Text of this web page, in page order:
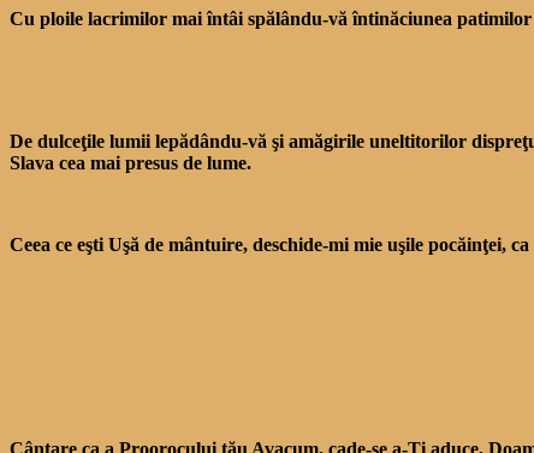
Cu ploile lacrimilor mai întâi spălându-vă întinăciunea
De dulceţile lumii lepădându-vă şi amăgirile uneltitorilor
Slava cea mai presus de lume.
Ceea ce eşti Uşă de mântuire, deschide-mi mie uşile pocăinţei,
Cântare ca a Proorocului tău Avacum, cade-se a-Ţi aduce,